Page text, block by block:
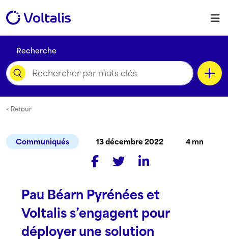
Recherche
Type de contenu
Langue
< Retour
Communiqués 13 décembre 2022 4 mn
Pau Béarn Pyrénées et
Voltalis s’engagent pour
déployer une solution